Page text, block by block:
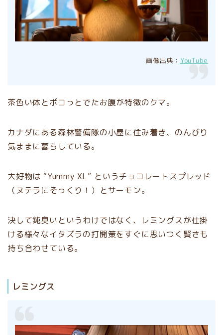
画像出典： YouTube
茶色い体とポコっとでたお腹が特徴のクマ。
カナダにある森林警備隊の小屋に住み着き、のんびり
気ままに暮らしている。
大好物は “Yummy XL” というチョコレートスプレッド
（ヌテラにそっくり！）とサーモン。
決して鈍臭いというわけではなく、レミングスが仕掛
ける様々なイタズラの打開策をすぐに思いつく賢さも
持ち合わせている。
レミングス